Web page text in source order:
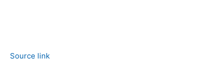
Source link